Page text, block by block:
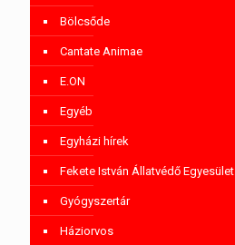
Bölcsőde
Cantate Animae
E.ON
Egyéb
Egyházi hírek
Fekete István Állatvédő Egyesület
Gyógyszertár
Háziorvos